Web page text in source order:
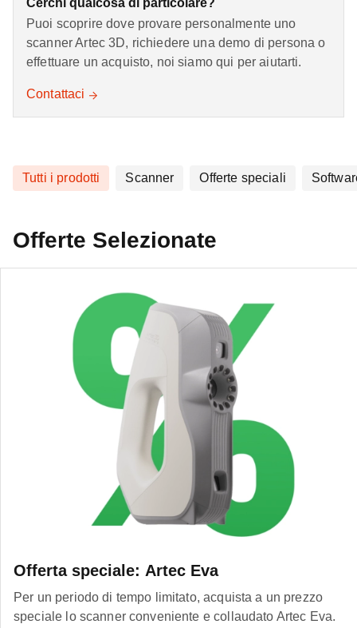
Cerchi qualcosa di particolare?
Puoi scoprire dove provare personalmente uno
scanner Artec 3D, richiedere una demo di persona o
effettuare un acquisto, noi siamo qui per aiutarti.
Contattaci
Tutti i prodotti Scanner Offerte speciali
Offerte Selezionate
Offerta speciale: Artec Eva
Per un periodo di tempo limitato, acquista a un prezzo
speciale lo scanner conveniente e collaudato Artec Eva.